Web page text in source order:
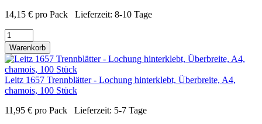
14,15 € pro Pack Lieferzeit: 8-10 Tage
Warenkorb
Leitz 1657 Trennblätter - Lochung hinterklebt, Überbreite, A4,
chamois, 100 Stück
11,95 € pro Pack Lieferzeit: 5-7 Tage